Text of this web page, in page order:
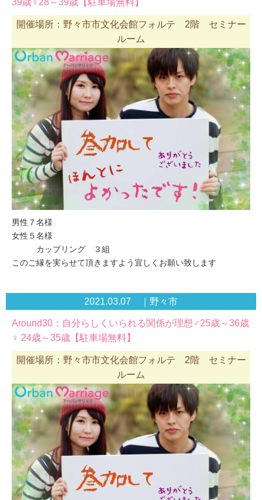
開催場所：野々市市文化会館フォルテ 2階 セミナー
ルーム
男性７名様
女性５名様
カップリング ３組
このご縁を実らせて頂きますよう宜しくお願い致します
2021.03.07 ｜野々市
Around30：自分らしくいられる関係が理想♂25歳～36歳
♀ 24歳～35歳【駐車場無料】
開催場所：野々市市文化会館フォルテ 2階 セミナー
ルーム